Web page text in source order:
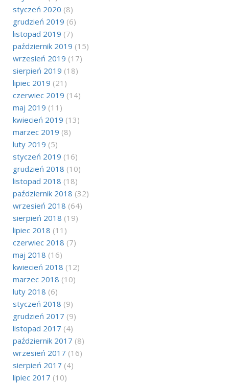
styczeń 2020 (8)
grudzień 2019 (6)
listopad 2019 (7)
październik 2019 (15)
wrzesień 2019 (17)
sierpień 2019 (18)
lipiec 2019 (21)
czerwiec 2019 (14)
maj 2019 (11)
kwiecień 2019 (13)
marzec 2019 (8)
luty 2019 (5)
styczeń 2019 (16)
grudzień 2018 (10)
listopad 2018 (18)
październik 2018 (32)
wrzesień 2018 (64)
sierpień 2018 (19)
lipiec 2018 (11)
czerwiec 2018 (7)
maj 2018 (16)
kwiecień 2018 (12)
marzec 2018 (10)
luty 2018 (6)
styczeń 2018 (9)
grudzień 2017 (9)
listopad 2017 (4)
październik 2017 (8)
wrzesień 2017 (16)
sierpień 2017 (4)
lipiec 2017 (10)